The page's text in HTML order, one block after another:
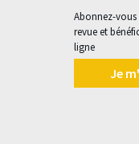
Abonnez-
revue et
ligne
Je